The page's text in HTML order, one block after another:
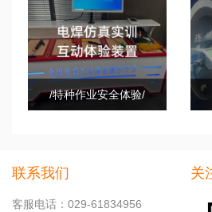
/特种作业安全体验/
联系我们
客服电话：029-61834956
关